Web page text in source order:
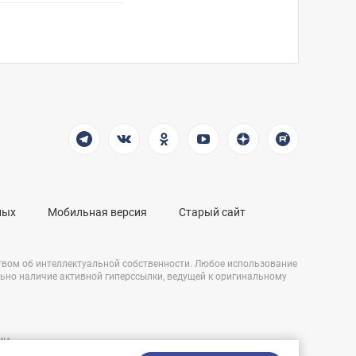
Мобильная версия Старый сайт
об интеллектуальной собственности. Любое использование
наличие активной гиперссылки, ведущей к оригинальному